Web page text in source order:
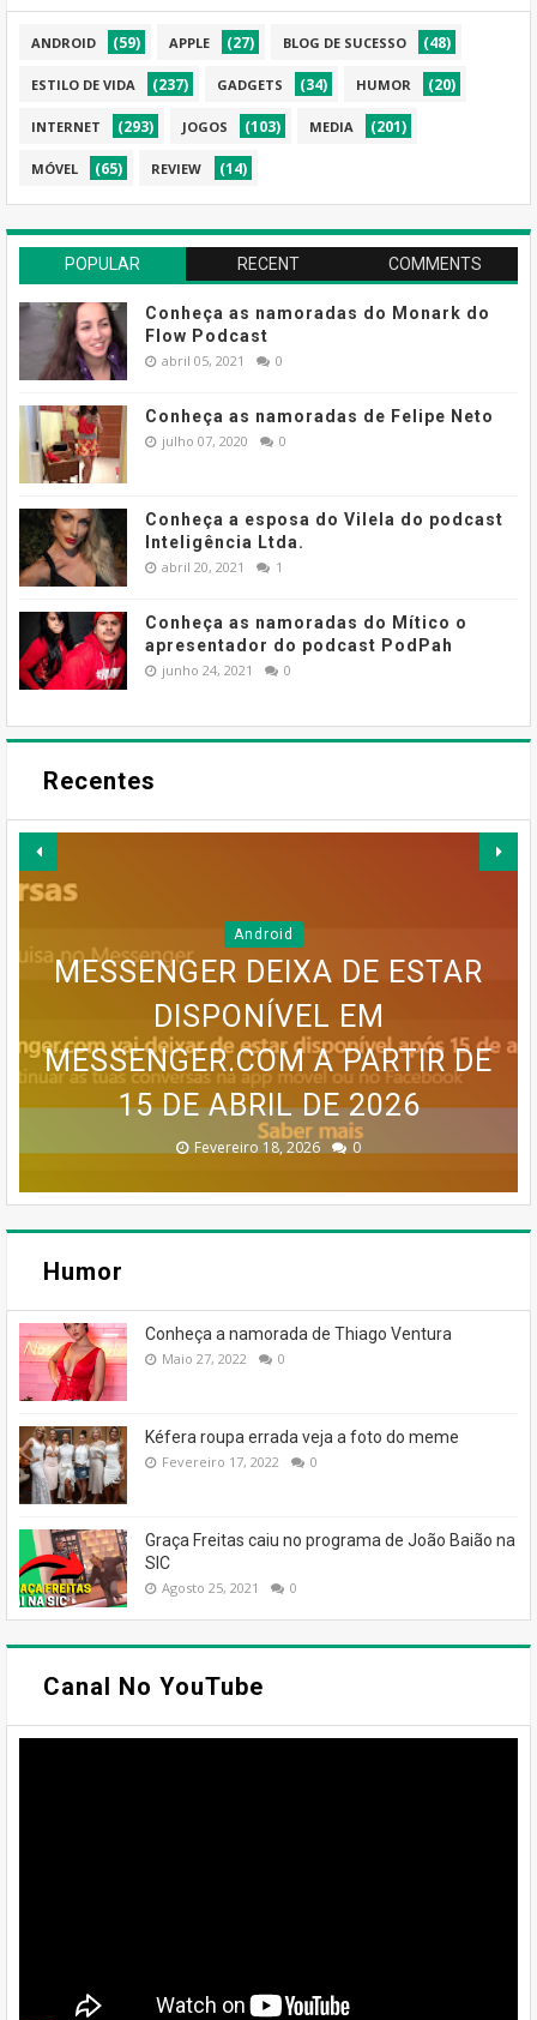
ANDROID (59) APPLE (27) BLOG DE SUCESSO (48)
ESTILO DE VIDA (237) GADGETS (34) HUMOR (20)
INTERNET (293) JOGOS (103) MEDIA (201)
MÓVEL (65) REVIEW (14)
POPULAR RECENT COMMENTS
Conheça as namoradas do Monark do
Flow Podcast
abril 05, 2021 0
Conheça as namoradas de Felipe Neto
julho 07, 2020 0
Conheça a esposa do Vilela do podcast
Inteligência Ltda.
abril 20, 2021 1
Conheça as namoradas do Mítico o
apresentador do podcast PodPah
junho 24, 2021 0
Recentes
GOOGLE EARTH PRO VAI
DESAPARECER: GOOGLE
CONFIRMA DESCONTINUAÇÃO
Julho 27, 2026 0
Android
MESSENGER DEIXA DE ESTAR
DISPONÍVEL EM
MESSENGER.COM A PARTIR DE
15 DE ABRIL DE 2026
Fevereiro 18, 2026 0
SERVIÇO MEO CLOUD VAI SER
DESCONTINUADO!
Janeiro 19, 2026 0
MAPA MENTAL PARA UM BLOG
DE SUCESSO
Dezembro 30, 2025 0
INFOGRÁFICO PARA UM BLOG
DE SUCESSO
Dezembro 30, 2025 0
Humor
Conheça a namorada de Thiago Ventura
Maio 27, 2022 0
Kéfera roupa errada veja a foto do meme
Fevereiro 17, 2022 0
Graça Freitas caiu no programa de João Baião na
SIC
Agosto 25, 2021 0
Canal No YouTube